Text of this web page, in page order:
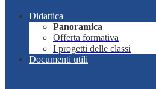
Didattica
Panoramica
Offerta formativa
I progetti delle classi
Documenti utili